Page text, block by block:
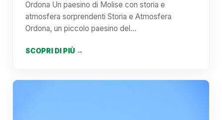
Ordona Un paesino di Molise con storia e
atmosfera sorprendenti Storia e Atmosfera
Ordona, un piccolo paesino del…
SCOPRI DI PIÙ →